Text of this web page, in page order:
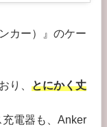
カー）』のケー
り、 とにかく丈
電器も、Anker